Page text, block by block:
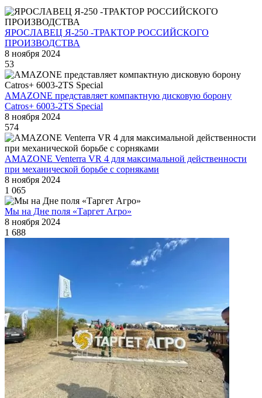
ЯРОСЛАВЕЦ Я-250 -ТРАКТОР РОССИЙСКОГО
ПРОИЗВОДСТВА
8 ноября 2024
53
AMAZONE представляет компактную дисковую борону
Catros+ 6003-2TS Special
8 ноября 2024
574
AMAZONE Venterra VR 4 для максимальной действенности
при механической борьбе с сорняками
8 ноября 2024
1 065
Мы на Дне поля «Таргет Агро»
8 ноября 2024
1 688